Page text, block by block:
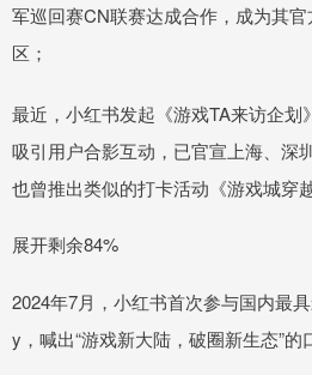
军巡回赛CN联赛达成合作，成为其
区；
最近，小红书发起《游戏TA来访企
吸引用户合影互动，已官宣上海、深
也曾推出类似的打卡活动《游戏城穿
展开剩余84%
2024年7月，小红书首次参与国内最
y，喊出“游戏新大陆，破圈新生态”的